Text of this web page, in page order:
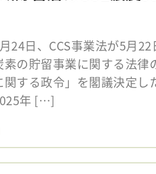
24日、CCS事業法が5月
素の貯留事業に関する法
関する政令」を閣議決定
年 […]